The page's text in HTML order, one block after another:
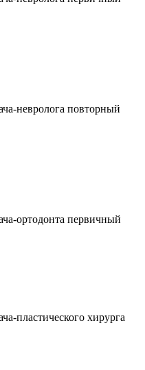
невролога повторный
ортодонта первичный
пластического хирурга